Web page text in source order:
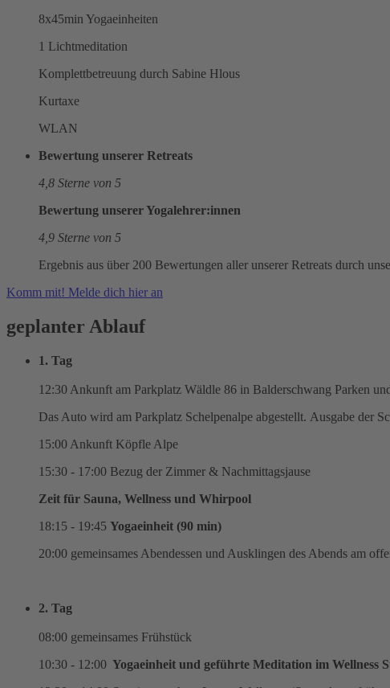
8x45min Yogaeinheiten
1 Lichtmeditation
Komplettbetreuung durch Sabine Hlous
Kurtaxe
WLAN
Bewertung unserer Retreats
4,8 Sterne von 5
Bewertung unserer Yogalehrer:innen
4,9 Sterne von 5
Ergebnis aus über 200 Bewertungen aller unserer Retreats durch
Komm mit! Melde dich hier an
geplanter Ablauf
1. Tag
12:30 Ankunft am Parkplatz Wäldle 86 in Balderschwang Parken
Das Auto wird am Parkplatz Schelpenalpe abgestellt. Ausgabe der
15:00 Ankunft Köpfle Alpe
15:30 - 17:00 Bezug der Zimmer & Nachmittagsjause
Zeit für Sauna, Wellness und Whirpool
18:15 - 19:45 Yogaeinheit (90 min)
20:00 gemeinsames Abendessen und Ausklingen des Abends am
2. Tag
08:00 gemeinsames Frühstück
10:30 - 12:00 Yogaeinheit und geführte Meditation im Wellness